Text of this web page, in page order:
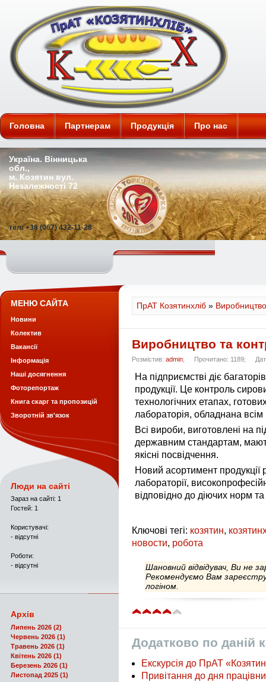
ПАТ "Козятинхліб"
Головна Партнерам Продукція Про нас
Україна. Вінницька
обл.,
м. Козятин вул.
Незалежності 72
тел: +38 (067) 432-11-28
ПрАТ Козятинхліб » Виробництво
Виробництво та
Розмістив: admin; Прочитано: 1189;
На підприємстві діє
продукції. Це контроль
технологічних етапах,
лабораторія, обладнана
Всі вироби, виготовлені на
державним стандартам, мають
якісні посвідчення.
Новий асортимент
лабораторії,
відповідно до діючих норм та
Ключові тегі: козятин,
новости, робота
Шановний відвідувач, Ви не
Рекомендуємо Вам
логіном.
Додатково по даній
Екскурсія до ПрАТ
Привітання до дня
МЕНЮ САЙТА
Новини
Колектив
Вакансії
Інформація
Наші досягнення
Фоторепортаж
Книга скарг та пропозицій
Зворотній зв'язок
Люди на сайті
Зараз на сайті: 1
Гостей: 1
Користувачі:
- відсутні
Роботи:
- відсутні
Архів
Липень 2026 (2)
Червень 2026 (1)
Травень 2026 (1)
Квітень 2026 (1)
Березень 2026 (1)
Листопад 2025 (1)